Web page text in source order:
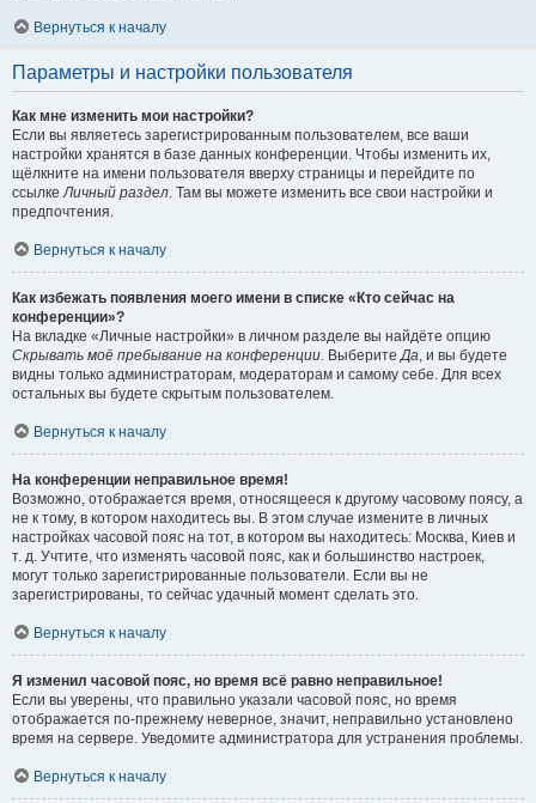
Вернуться к началу
Параметры и настройки пользователя
Как мне изменить мои настройки?
Если вы являетесь зарегистрированным пользователем, все ваши
настройки хранятся в базе данных конференции. Чтобы изменить их,
щёлкните на имени пользователя вверху страницы и перейдите по
ссылкеЛичный раздел. Там вы можете изменить все свои настройки и
предпочтения.
Вернуться к началу
Как избежать появления моего имени в списке «Кто сейчас на
конференции»?
На вкладке «Личные настройки» в личном разделе вы найдёте опцию
Скрывать моё пребывание на конференции. ВыберитеДа, и вы будете
видны только администраторам, модераторам и самому себе. Для всех
остальных вы будете скрытым пользователем.
Вернуться к началу
На конференции неправильное время!
Возможно, отображается время, относящееся к другому часовому поясу, а
не к тому, в котором находитесь вы. В этом случае измените в личных
настройках часовой пояс на тот, в котором вы находитесь: Москва, Киев и
т. д. Учтите, что изменять часовой пояс, как и большинство настроек,
могут только зарегистрированные пользователи. Если вы не
зарегистрированы, то сейчас удачный момент сделать это.
Вернуться к началу
Я изменил часовой пояс, но время всё равно неправильное!
Если вы уверены, что правильно указали часовой пояс, но время
отображается по-прежнему неверное, значит, неправильно установлено
время на сервере. Уведомите администратора для устранения проблемы.
Вернуться к началу